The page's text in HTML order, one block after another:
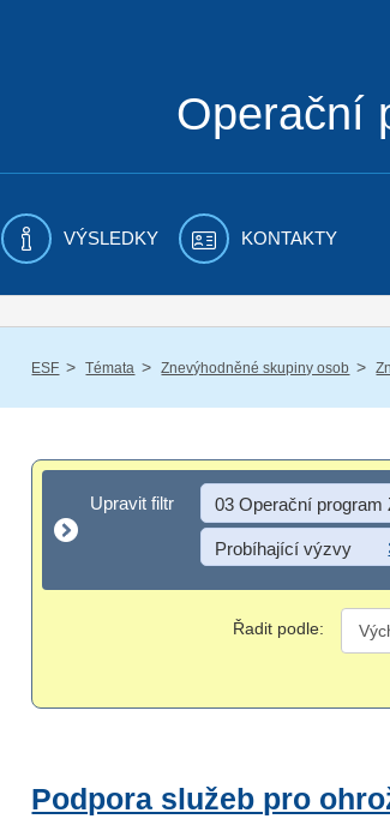
Operační
VÝSLEDKY KONTAKTY
ESF / Témata / Znevýhodněné skupiny osob /
Upravit filtr
Upravit filtr 03 Operační program
Probíhající výzvy
Řadit podle:
Podpora služeb pro